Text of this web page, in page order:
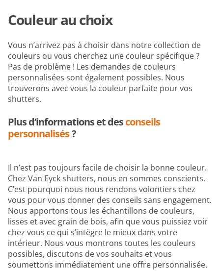
Couleur au choix
Vous n’arrivez pas à choisir dans notre collection de
couleurs ou vous cherchez une couleur spécifique ?
Pas de problème ! Les demandes de couleurs
personnalisées sont également possibles. Nous
trouverons avec vous la couleur parfaite pour vos
shutters.
Plus d’informations et desconseils
personnalisés?
Il n’est pas toujours facile de choisir la bonne couleur.
Chez Van Eyck shutters, nous en sommes conscients.
C’est pourquoi nous nous rendons volontiers chez
vous pour vous donner des conseils sans engagement.
Nous apportons tous les échantillons de couleurs,
lisses et avec grain de bois, afin que vous puissiez voir
chez vous ce qui s’intègre le mieux dans votre
intérieur. Nous vous montrons toutes les couleurs
possibles, discutons de vos souhaits et vous
soumettons immédiatement une offre personnalisée.